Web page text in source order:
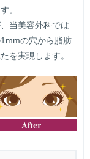
。
当美容外科では
の穴から脂肪
を実現します。